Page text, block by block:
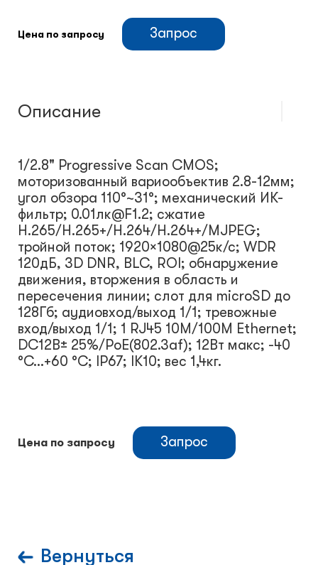
Цена по запросу Запрос
Описание
1/2.8" Progressive Scan CMOS;
моторизованный вариообъектив 2.8-12мм;
угол обзора 110°~31°; механический ИК-
фильтр; 0.01лк@F1.2; сжатие
H.265/H.265+/H.264/H.264+/MJPEG;
тройной поток; 1920×1080@25к/с; WDR
120дБ, 3D DNR, BLC, ROI; обнаружение
движения, вторжения в область и
пересечения линии; слот для microSD до
128Гб; аудиовход/выход 1/1; тревожные
вход/выход 1/1; 1 RJ45 10M/100M Ethernet;
DC12В± 25%/PoE(802.3af); 12Вт макс; -40
°C...+60 °C; IP67; IK10; вес 1,4кг.
Цена по запросу Запрос
Вернуться